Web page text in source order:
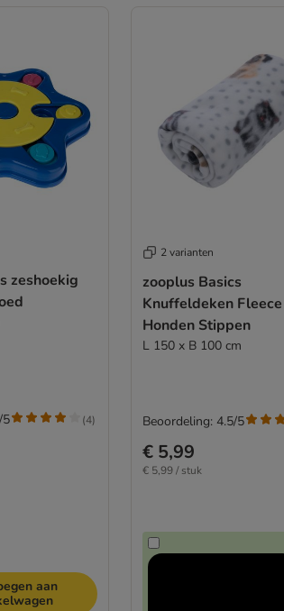
zeshoekig
5 (4)
aan
2 varianten
zooplus Basics
Knuffeldeken Fleece
Honden Stippen
L 150 x B 100 cm
€ 5,99
€ 5,99 / stuk
Beoordeling: 4.5/5